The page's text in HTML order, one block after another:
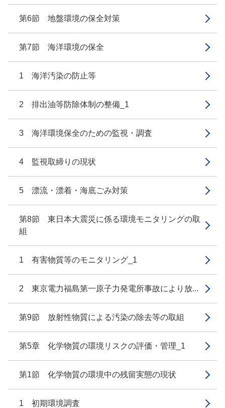
第6節 地盤環境の保全対策
第7節 海洋環境の保全
1 海洋汚染の防止等
2 排出油等防除体制の整備_1
3 海洋環境保全のための監視・調査
4 監視取締りの現状
5 漂流・漂着・海底ごみ対策
第8節 東日本大震災に係る環境モニタリングの取
組
1 有害物質等のモニタリング_1
2 東京電力福島第一原子力発電所事故により放...
第9節 放射性物質による汚染の除去等の取組
第5章 化学物質の環境リスクの評価・管理_1
第1節 化学物質の環境中の残留実態の現状
1 初期環境調査